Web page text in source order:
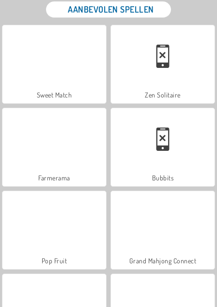
AANBEVOLEN SPELLEN
Sweet Match Zen Solitaire
Farmerama Bubbits
Pop Fruit Grand Mahjong Connect